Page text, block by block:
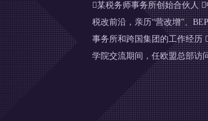
某税务师事务所创始合伙人
税改前沿，亲历“营改增”、
事务所和跨国集团的工作经历
学院交流期间，任欧盟总部访